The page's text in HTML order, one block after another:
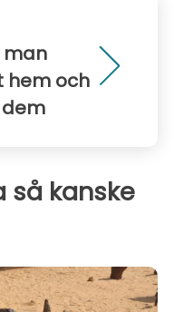
man
hem och
så kanske